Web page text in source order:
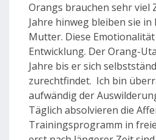
Orangs brauchen sehr viel
Jahre hinweg bleiben sie
Mutter. Diese
Entwicklung. Der Orang-
Jahre bis er sich
zurechtfindet. Ich bin
aufwändig der
Täglich absolvieren die
Trainingsprogramm in